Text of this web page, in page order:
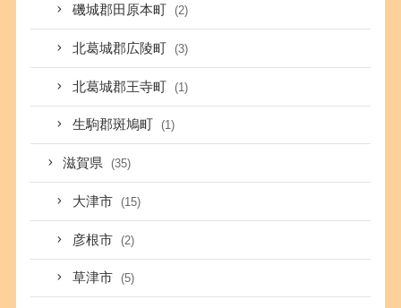
磯城郡田原本町 (2)
北葛城郡広陵町 (3)
北葛城郡王寺町 (1)
生駒郡斑鳩町 (1)
滋賀県 (35)
大津市 (15)
彦根市 (2)
草津市 (5)